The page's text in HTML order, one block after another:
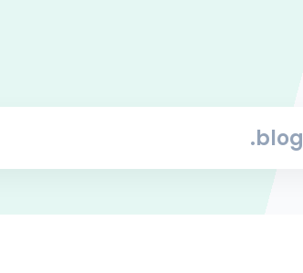
.blog